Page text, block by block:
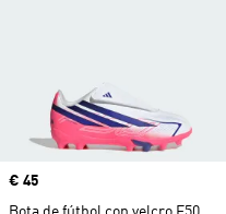
Precio
€ 45